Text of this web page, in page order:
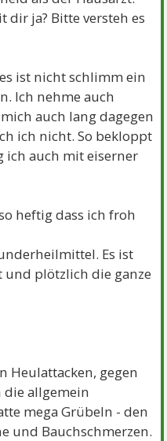
dir ja? Bitte versteh es
ist nicht schlimm ein
Ich nehme auch
auch lang dagegen
ich nicht. So bekloppt
ich auch mit eiserner
heftig dass ich froh
Es ist
und plötzlich die ganze
Heulattacken, gegen
allgemein
mega Grübeln - den
und Bauchschmerzen.